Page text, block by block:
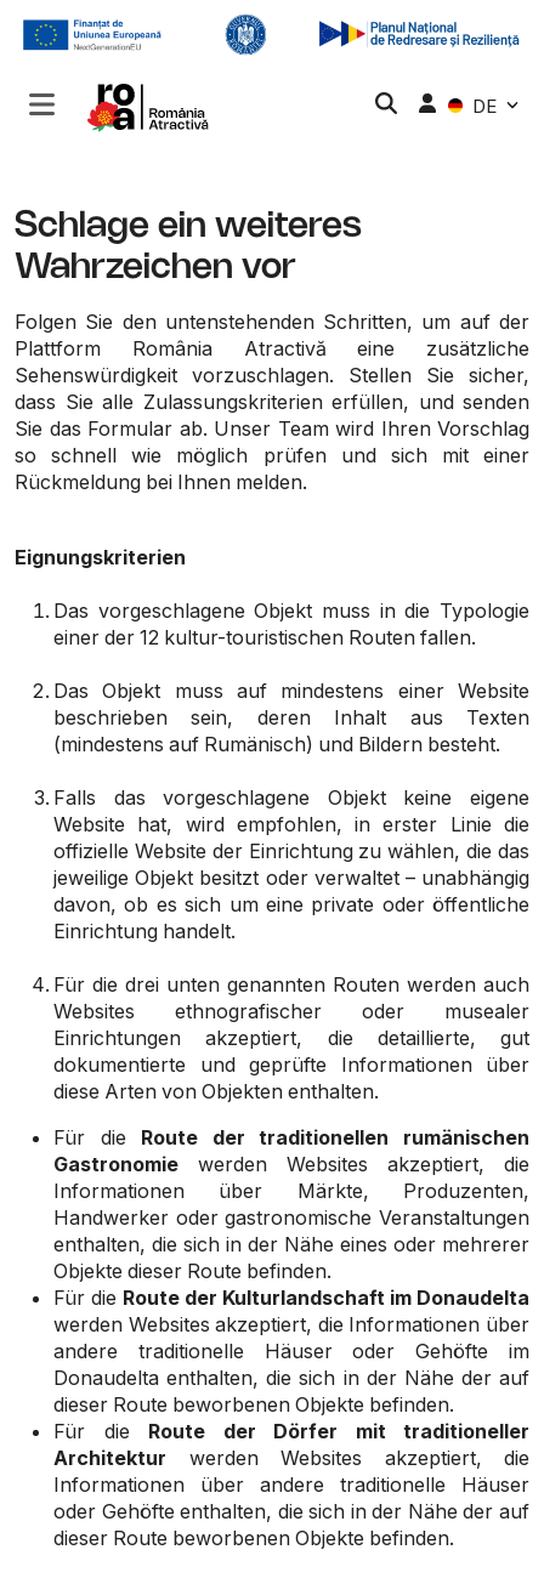
DE
Schlage ein weiteres
Wahrzeichen vor
Folgen Sie den untenstehenden Schritten, um auf der
Plattform România Atractivă eine zusätzliche
Sehenswürdigkeit vorzuschlagen. Stellen Sie sicher,
dass Sie alle Zulassungskriterien erfüllen, und senden
Sie das Formular ab. Unser Team wird Ihren Vorschlag
so schnell wie möglich prüfen und sich mit einer
Rückmeldung bei Ihnen melden.
Eignungskriterien
Das vorgeschlagene Objekt muss in die Typologie
einer der 12 kultur-touristischen Routen fallen.
Das Objekt muss auf mindestens einer Website
beschrieben sein, deren Inhalt aus Texten
(mindestens auf Rumänisch) und Bildern besteht.
Falls das vorgeschlagene Objekt keine eigene
Website hat, wird empfohlen, in erster Linie die
offizielle Website der Einrichtung zu wählen, die das
jeweilige Objekt besitzt oder verwaltet – unabhängig
davon, ob es sich um eine private oder öffentliche
Einrichtung handelt.
Für die drei unten genannten Routen werden auch
Websites ethnografischer oder musealer
Einrichtungen akzeptiert, die detaillierte, gut
dokumentierte und geprüfte Informationen über
diese Arten von Objekten enthalten.
Für die Route der traditionellen rumänischen
Gastronomie werden Websites akzeptiert, die
Informationen über Märkte, Produzenten,
Handwerker oder gastronomische Veranstaltungen
enthalten, die sich in der Nähe eines oder mehrerer
Objekte dieser Route befinden.
Für die Route der Kulturlandschaft im Donaudelta
werden Websites akzeptiert, die Informationen über
andere traditionelle Häuser oder Gehöfte im
Donaudelta enthalten, die sich in der Nähe der auf
dieser Route beworbenen Objekte befinden.
Für die Route der Dörfer mit traditioneller
Architektur werden Websites akzeptiert, die
Informationen über andere traditionelle Häuser
oder Gehöfte enthalten, die sich in der Nähe der auf
dieser Route beworbenen Objekte befinden.